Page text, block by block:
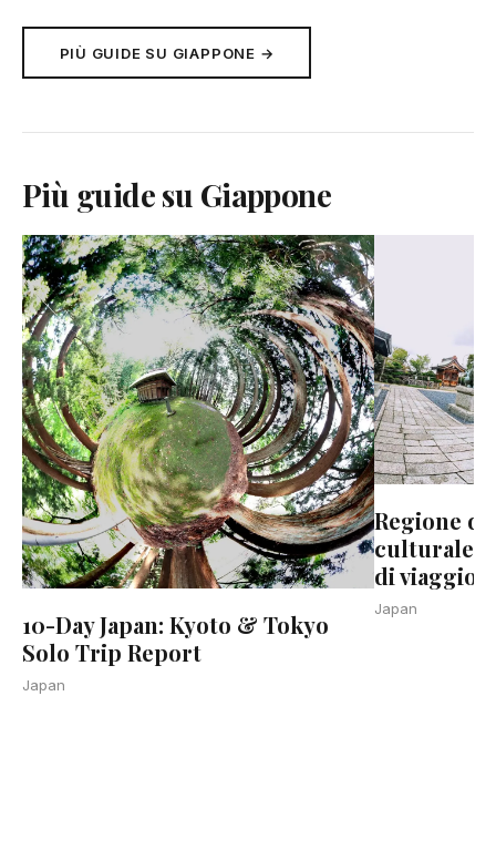
PIÙ GUIDE SU GIAPPONE →
Più guide su Giappone
10-Day Japan: Kyoto & Tokyo
Solo Trip Report
Japan
Regione
culturale
di viaggio
Japan